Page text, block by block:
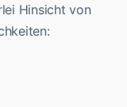
Hinsicht von